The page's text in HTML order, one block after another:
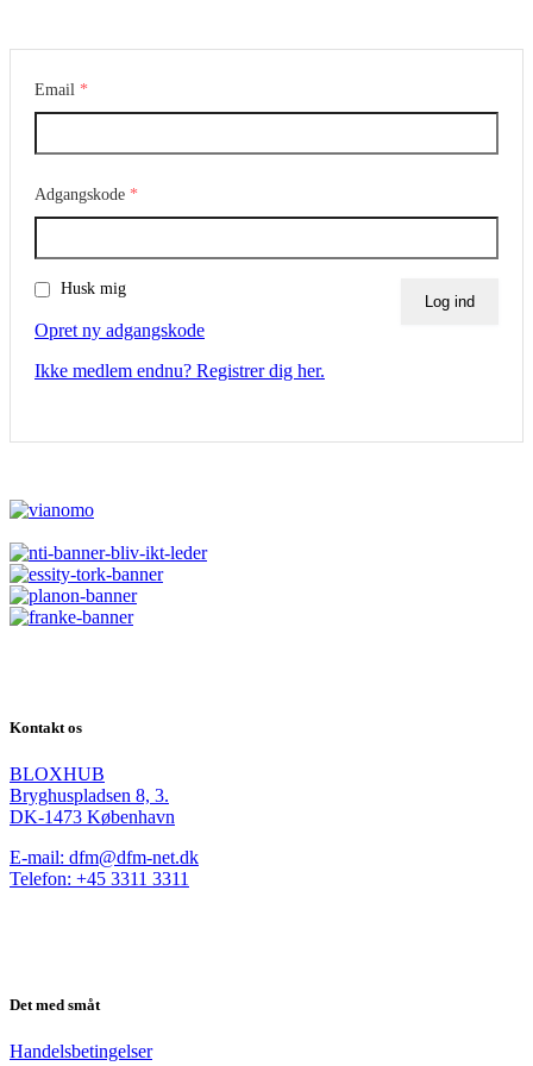
Email *
Adgangskode *
Husk mig
Opret ny adgangskode
Ikke medlem endnu? Registrer dig her.
Kontakt os
BLOXHUB
Bryghuspladsen 8, 3.
DK-1473 København
E-mail: dfm@dfm-net.dk
Telefon: +45 3311 3311
Det med småt
Handelsbetingelser